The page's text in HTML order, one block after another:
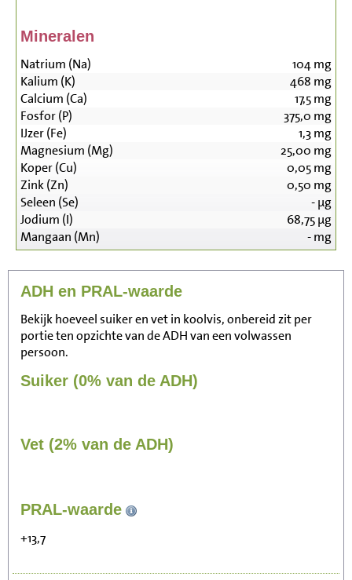
Mineralen
Natrium (Na) 104mg
Kalium (K)
468 mg
Calcium (Ca)
17,5mg
Fosfor (P)
375,0 mg
IJzer (Fe)
1,3mg
Magnesium (Mg)
25,00 mg
Koper (Cu)
0,05mg
Zink (Zn)
0,50 mg
Seleen (Se)
-µg
Jodium (I)
68,75µg
Mangaan (Mn)
-mg
ADH en PRAL-waarde
Bekijk hoeveel suiker en vet in koolvis, onbereid zit per
portie ten opzichte van de ADH van een volwassen
persoon.
Suiker (0% van de ADH)
Vet (2% van de ADH)
PRAL-waarde
+13,7
Zitten, tv kijken